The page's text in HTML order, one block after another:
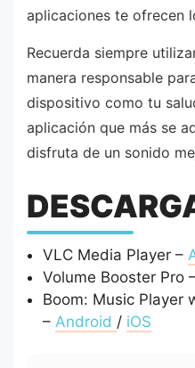
aplicaciones te ofrecen
Recuerda siempre
manera responsable
dispositivo como tu
aplicación que más se
disfruta de un sonido
VLC Media Player –
Volume Booster Pro
Boom: Music Player
– Android / iOS